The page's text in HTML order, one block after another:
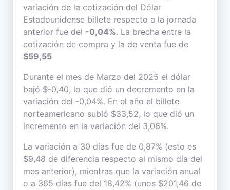
variación de la cotización del Dólar
Estadounidense billete respecto a la jornada
anterior fue del -0,04%. La brecha entre la
cotización de compra y la de venta fue de
$59,55
Durante el mes de Marzo del 2025 el dólar
bajó $-0,40, lo que dió un decremento en la
variación del -0,04%. En el año el billete
norteamericano subió $33,52, lo que dió un
incremento en la variación del 3,06%.
La variación a 30 días fue de 0,87% (esto es
$9,48 de diferencia respecto al mismo día del
mes anterior), mientras que la variación anual
o a 365 días fue del 18,42% (unos $201,46 de